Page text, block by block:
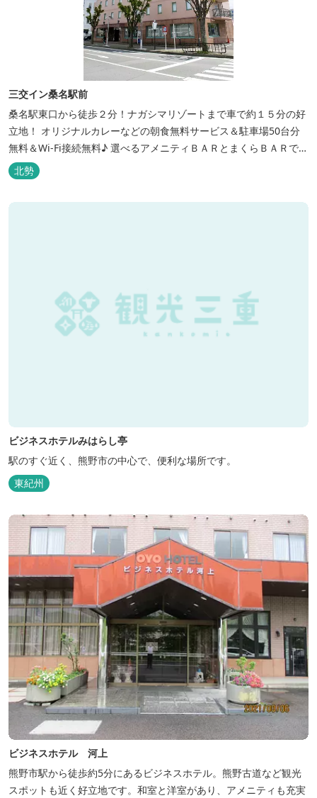
三交イン桑名駅前
桑名駅東口から徒歩２分！ナガシマリゾートまで車で約１５分の好
立地！ オリジナルカレーなどの朝食無料サービス＆駐車場50台分
無料＆Wi-Fi接続無料♪ 選べるアメニティＢＡＲとまくらＢＡＲで快
適な滞在をサポート！
北勢
ビジネスホテルみはらし亭
駅のすぐ近く、熊野市の中心で、便利な場所です。
東紀州
ビジネスホテル 河上
熊野市駅から徒歩約5分にあるビジネスホテル。熊野古道など観光
スポットも近く好立地です。和室と洋室があり、アメニティも充実